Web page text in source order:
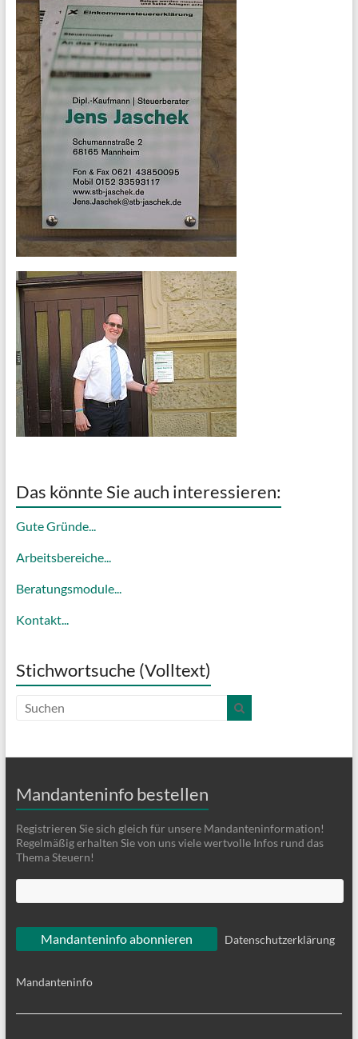
Das könnte Sie auch interessieren:
Gute Gründe...
Arbeitsbereiche...
Beratungsmodule...
Kontakt...
Stichwortsuche (Volltext)
Mandanteninfo bestellen
Registrieren Sie sich gleich für unsere Mandanteninformation!
Regelmäßig erhalten Sie von uns viele wertvolle Infos rund das
Thema Steuern!
Datenschutzerklärung
Mandanteninfo